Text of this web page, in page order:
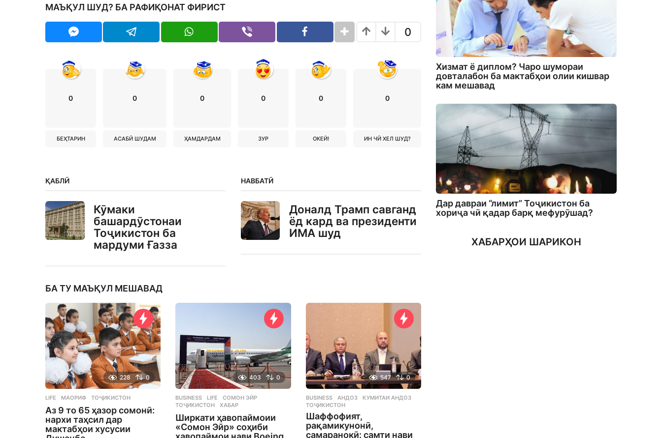
МАЪҚУЛ ШУД? БА РАФИҚОНАТ ФИРИСТ
0
0
БЕҲТАРИН
0
АСАБӢ ШУДАМ
0
ҲАМДАРДАМ
0
ЗУР
0
ОКЕЙ!
0
ИН ЧӢ ХЕЛ ШУД?
ҚАБЛӢ
Кӯмаки
башардӯстонаи
Тоҷикистон ба
мардуми Ғазза
НАВБАТӢ
Доналд Трамп савганд
ёд кард ва президенти
ИМА шуд
БА ТУ МАЪҚУЛ МЕШАВАД
228 0
LIFE МАОРИФ ,ТОҶИКИСТОН
Аз 9 то 65 ҳазор сомонӣ:
нархи таҳсил дар
мактабҳои хусусии
403 0
BUSINESS ,LIFE СОМОН ЭЙР
ТОҶИКИСТОН
,ХАБАР
Ширкати ҳавопаймоии
«Сомон Эйр» соҳиби
547 0
BUSINESS АНДОЗ ,КУМИТАИ АНДОЗ
ТОҶИКИСТОН
Шаффофият,
рақамикунонӣ,
самаранокӣ: самти нави
Хизмат ё диплом? Чаро шумораи
довталабон ба мактабҳои олии кишвар
кам мешавад
Дар давраи “лимит” Тоҷикистон ба
хориҷа чӣ қадар барқ мефурӯшад?
ХАБАРҲОИ ШАРИКОН